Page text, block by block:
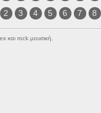
2 3 4 5 6 7 8
και rock μουσική.